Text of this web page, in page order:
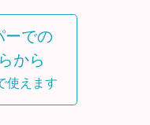
ーでの
から
使えます